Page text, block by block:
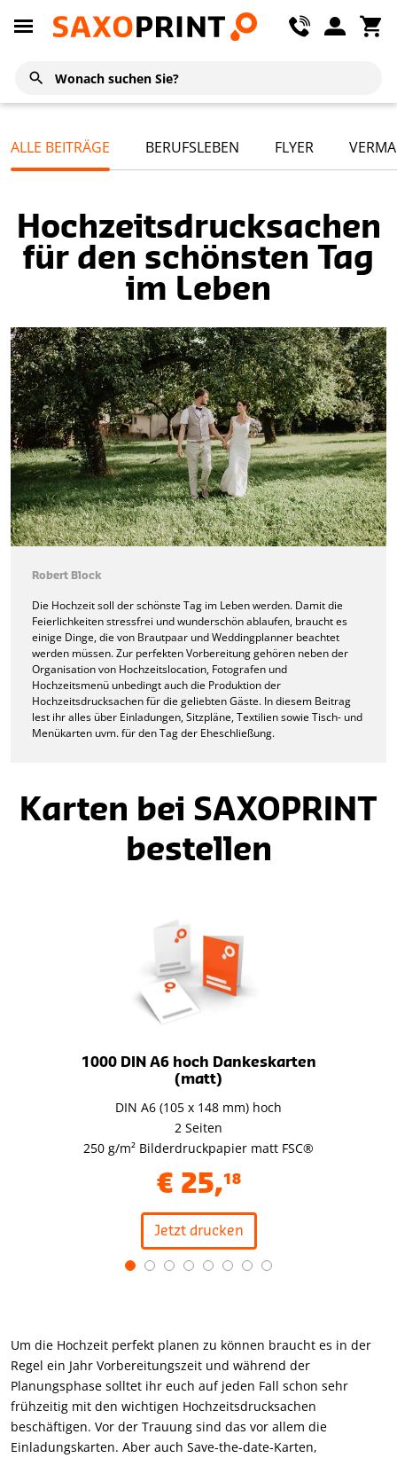
ALLE BEITRÄGE BERUFSLEBEN FLYER
Hochzeitsdrucksachen
für den schönsten Tag
im Leben
Robert Block
Die Hochzeit soll der schönste Tag im Leben werden. Damit die
Feierlichkeiten stressfrei und wunderschön ablaufen, braucht es
einige Dinge, die von Brautpaar und Weddingplanner beachtet
werden müssen. Zur perfekten Vorbereitung gehören neben der
Organisation von Hochzeitslocation, Fotografen und
Hochzeitsmenü unbedingt auch die Produktion der
Hochzeitsdrucksachen für die geliebten Gäste. In diesem Beitrag
lest ihr alles über Einladungen, Sitzpläne, Textilien sowie Tisch- und
Menükarten uvm. für den Tag der Eheschließung.
Karten bei SAXOPRINT
bestellen
1000 DIN A6 hoch Dankeskarten
(matt)
DIN A6 (105 x 148 mm) hoch
2 Seiten
250 g/m² Bilderdruckpapier matt FSC®
€ 25,18
Jetzt drucken
8Um die Hochzeit perfekt planen zu können braucht es in der
Regel ein Jahr Vorbereitungszeit und während der
Planungsphase solltet ihr euch auf jeden Fall schon sehr
frühzeitig mit den wichtigen Hochzeitsdrucksachen
beschäftigen. Vor der Trauung sind das vor allem die
Einladungskarten. Aber auch Save-the-date-Karten,